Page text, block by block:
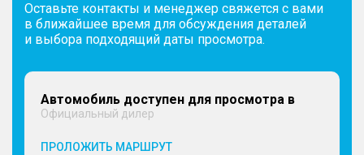
Оставьте контакты и менеджер свяжется с вами
в ближайшее время для обсуждения деталей
и выбора подходящий даты просмотра.
Автомобиль доступен для просмотра в
Официальный дилер
ПРОЛОЖИТЬ МАРШРУТ